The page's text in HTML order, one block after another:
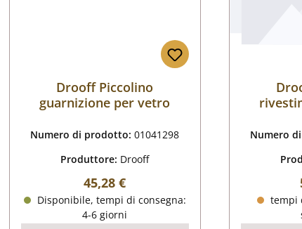
Drooff Piccolino
guarnizione per vetro
Numero di prodotto:01041298
Produttore: Drooff
Prezzo normale:
45,28 €
Disponibile, tempi di consegna:
4-6 giorni
Numero
tempi